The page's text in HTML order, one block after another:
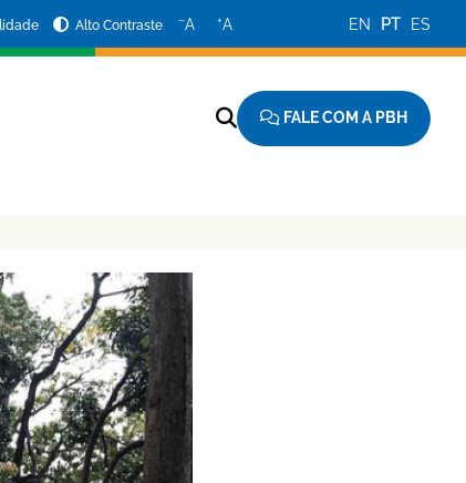
Alto Contraste −A +A EN PT ES
FALE COM A PBH